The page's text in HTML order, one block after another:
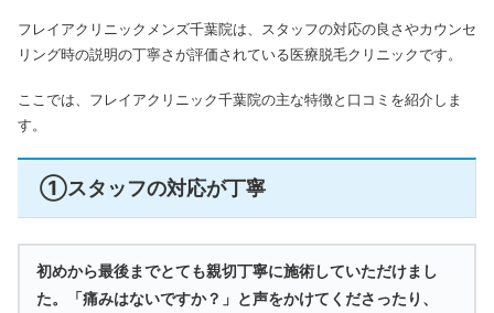
フレイアクリニックメンズ千葉院は、スタッフの対応の良さやカウンセ
リング時の説明の丁寧さが評価されている医療脱毛クリニックです。
ここでは、フレイアクリニック千葉院の主な特徴と口コミを紹介しま
す。
①スタッフの対応が丁寧
初めから最後までとても親切丁寧に施術していただけまし
た。「痛みはないですか？」と声をかけてくださったり、